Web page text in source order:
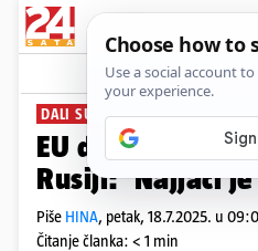
DALI SUGLASNOST
EU dogovorio
Rusiji: 'Najjači
Piše HINA, petak, 18.7.2025. u
Čitanje članka: < 1 min